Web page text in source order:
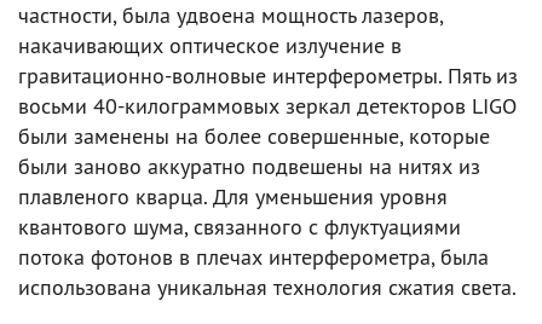
частности, была удвоена мощность лазеров,
накачивающих оптическое излучение в
гравитационно-волновые интерферометры. Пять из
восьми 40-килограммовых зеркал детекторов LIGO
были заменены на более совершенные, которые
были заново аккуратно подвешены на нитях из
плавленого кварца. Для уменьшения уровня
квантового шума, связанного с флуктуациями
потока фотонов в плечах интерферометра, была
использована уникальная технология сжатия света.